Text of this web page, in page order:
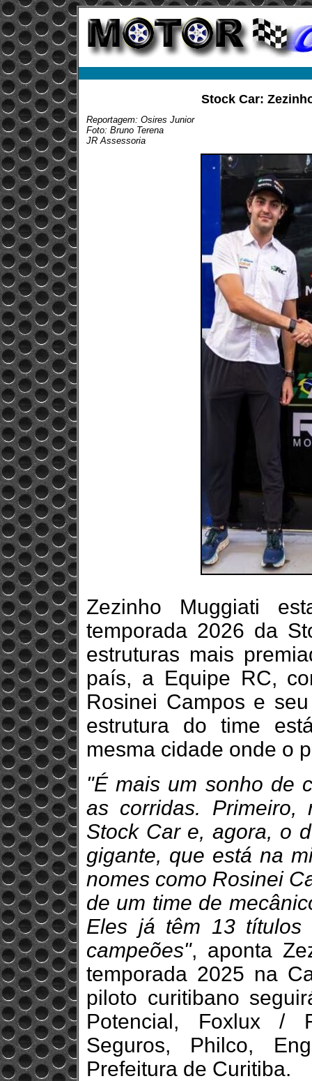
Stock Car:
Reportagem: Osires Junior
Foto: Bruno Terena
JR Assessoria
Zezinho Muggiati
temporada 2026 da
estruturas mais
país, a Equipe RC,
Rosinei Campos e
estrutura do time
mesma cidade onde o
"É mais um sonho de
as corridas.
Stock Car e, agora, o
gigante, que está na
nomes como Rosinei
de um time de
Eles já têm 13
campeões", aponta
temporada 2025 na
piloto curitibano
Potencial, Foxlux /
Seguros, Philco,
Prefeitura de Curitiba.